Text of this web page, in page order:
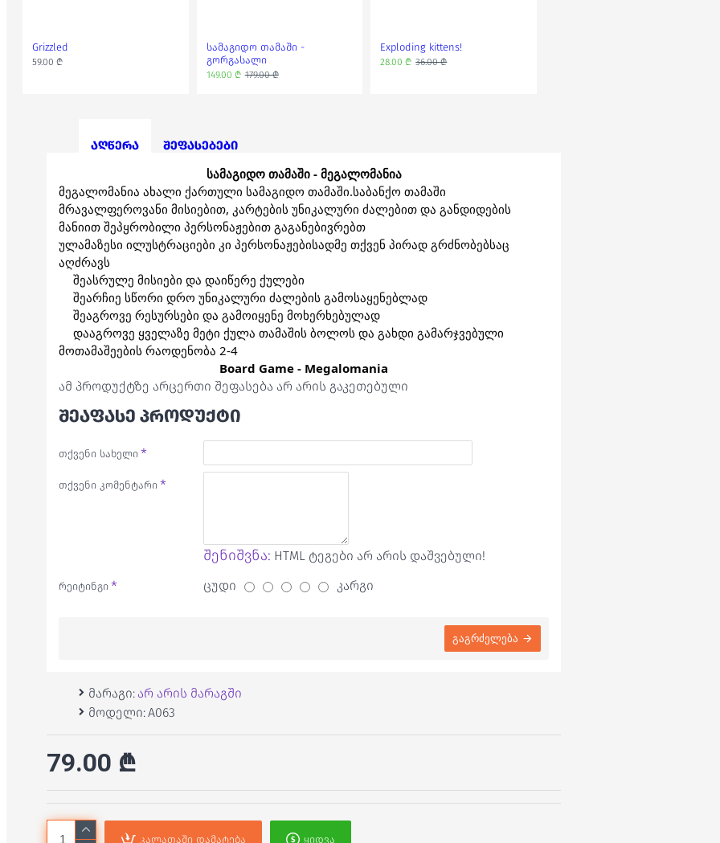
Grizzled
59.00 ₾
სამაგიდო თამაში -
გორგასალი
149.00 ₾ 179.00 ₾
Exploding kittens!
28.00 ₾ 36.00 ₾
აღწერა შეფასებები
სამაგიდო თამაში - მეგალომანია
მეგალომანია ახალი ქართული სამაგიდო თამაში.საბანქო თამაში
მრავალფეროვანი მისიებით, კარტების უნიკალური ძალებით და განდიდების
მანიით შეპყრობილი პერსონაჟებით გაგანებივრებთ
ულამაზესი ილუსტრაციები კი პერსონაჟებისადმე თქვენ პირად გრძნობებსაც
აღძრავს
შეასრულე მისიები და დაიწერე ქულები
შეარჩიე სწორი დრო უნიკალური ძალების გამოსაყენებლად
შეაგროვე რესურსები და გამოიყენე მოხერხებულად
დააგროვე ყველაზე მეტი ქულა თამაშის ბოლოს და გახდი გამარჯვებული
მოთამაშეების რაოდენობა 2-4
Board Game - Megalomania
ამ პროდუქტზე არცერთი შეფასება არ არის გაკეთებული
ᲨᲔᲐᲤᲐᲡᲔ ᲞᲠᲝᲓᲣᲥᲢᲘ
თქვენი სახელი
თქვენი კომენტარი
შენიშვნა: HTML ტეგები არ არის დაშვებული!
რეიტინგი ცუდი კარგი
გაგრძელება
მარაგი: არ არის მარაგში
მოდელი:A063
79.00 ₾
კალათაში დამატება ყიდვა